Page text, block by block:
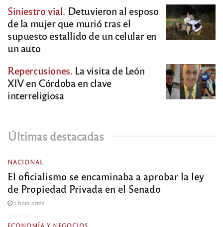
Siniestro vial. Detuvieron al esposo
de la mujer que murió tras el
supuesto estallido de un celular en
un auto
Repercusiones. La visita de León
XIV en Córdoba en clave
interreligiosa
Últimas destacadas
NACIONAL
El oficialismo se encaminaba a aprobar la ley
de Propiedad Privada en el Senado
1 hora atrás
ECONOMÍA Y NEGOCIOS